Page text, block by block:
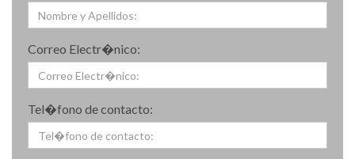
INFOTACTILE PARTICIPA EN EL
CONGRESO DE HOTELEROS
ESPAÑOLES
16/11/2016
Correo Electr�nico:
Tel�fono de contacto: